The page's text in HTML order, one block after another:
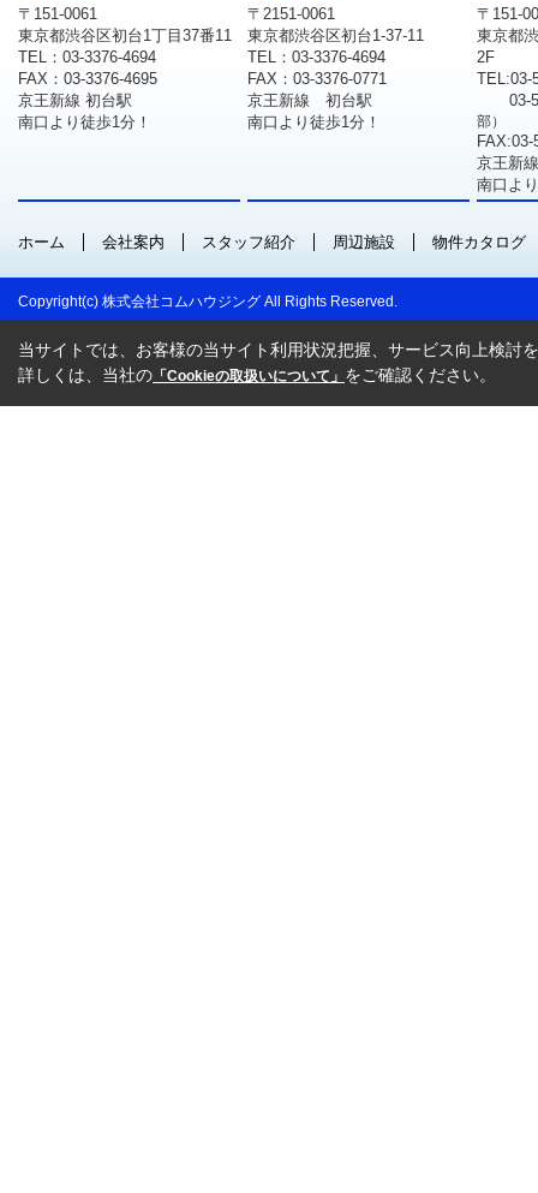
〒151-0061
東京都渋谷区初台1丁目37番11
TEL：03-3376-4694
FAX：03-3376-4695
京王新線 初台駅
南口より徒歩1分！
〒2151-0061
東京都渋谷区初台1-37-11
TEL：03-3376-4694
FAX：03-3376-0771
京王新線 初台駅
南口より徒歩1分！
〒151-
東京都
2F
TEL:03-
03-
部）
FAX:03-
京王新
南口よ
ホーム 会社案内 スタッフ紹介 周辺施設 物件カタログ
Copyright(c) 株式会社コムハウジング All Rights Reserved.
当サイトでは、お客様の当サイト利用状況把握、サービス向上検討
詳しくは、当社の 「Cookieの取扱いについて」 をご確認ください。